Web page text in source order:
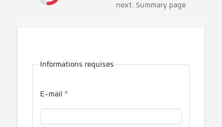
next: Summary page
Informations requises
E-mail *